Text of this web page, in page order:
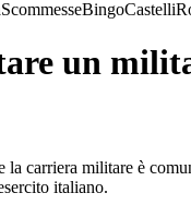
ScommesseBingoCastelli
un
carriera militare è
italiano.